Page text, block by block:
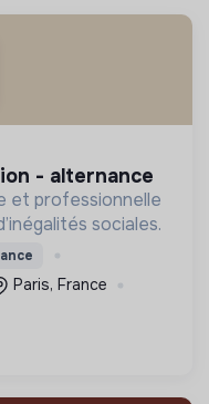
- alternance
et professionnelle
sociales.
Paris, France